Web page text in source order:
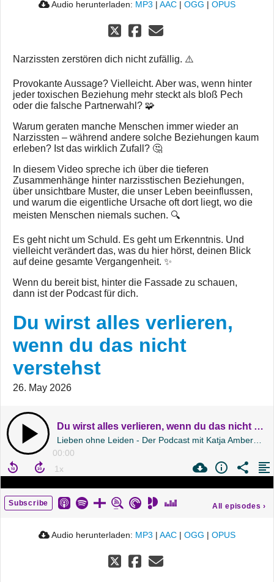
Audio herunterladen: MP3 | AAC | OGG | OPUS
Narzissten zerstören dich nicht zufällig. ⚠️
Provokante Aussage? Vielleicht. Aber was, wenn hinter
jeder toxischen Beziehung mehr steckt als bloß Pech
oder die falsche Partnerwahl? 🧩
Warum geraten manche Menschen immer wieder an
Narzissten – während andere solche Beziehungen kaum
erleben? Ist das wirklich Zufall? 🤔
In diesem Video spreche ich über die tieferen
Zusammenhänge hinter narzisstischen Beziehungen,
über unsichtbare Muster, die unser Leben beeinflussen,
und warum die eigentliche Ursache oft dort liegt, wo die
meisten Menschen niemals suchen. 🔍
Es geht nicht um Schuld. Es geht um Erkenntnis. Und
vielleicht verändert das, was du hier hörst, deinen Blick
auf deine gesamte Vergangenheit. ✨
Wenn du bereit bist, hinter die Fassade zu schauen,
dann ist der Podcast für dich.
Du wirst alles verlieren,
wenn du das nicht
verstehst
26. May 2026
Du wirst alles verlieren, wenn du das nicht verstehst
00:00
Subscribe All episodes ›
Audio herunterladen: MP3 | AAC | OGG | OPUS